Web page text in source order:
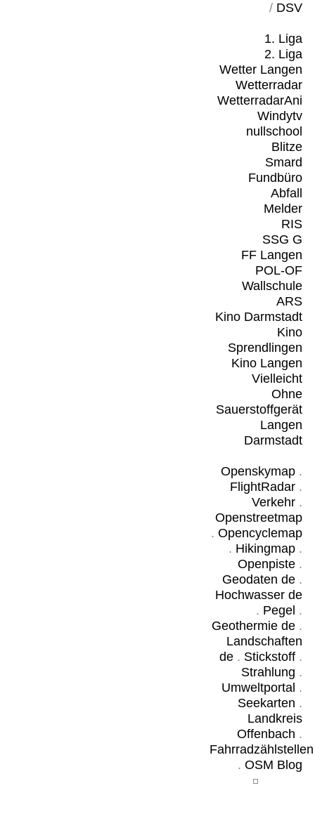
/ DSV
1. Liga
2. Liga
Wetter Langen
Wetterradar
WetterradarAni
Windytv
nullschool
Blitze
Smard
Fundbüro
Abfall
Melder
RIS
SSG G
FF Langen
POL-OF
Wallschule
ARS
Kino Darmstadt
Kino
Sprendlingen
Kino Langen
Vielleicht
Ohne
Sauerstoffgerät
Langen
Darmstadt
Openskymap.
FlightRadar.
Verkehr.
Openstreetmap
. Opencyclemap
. Hikingmap.
Openpiste.
Geodaten de.
Hochwasser de
. Pegel .
Geothermie de.
Landschaften
de. Stickstoff.
Strahlung .
Umweltportal .
Seekarten .
Landkreis
Offenbach .
Fahrradzählstellen
. OSM Blog